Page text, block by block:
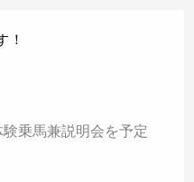
！
乗馬兼説明会を予定